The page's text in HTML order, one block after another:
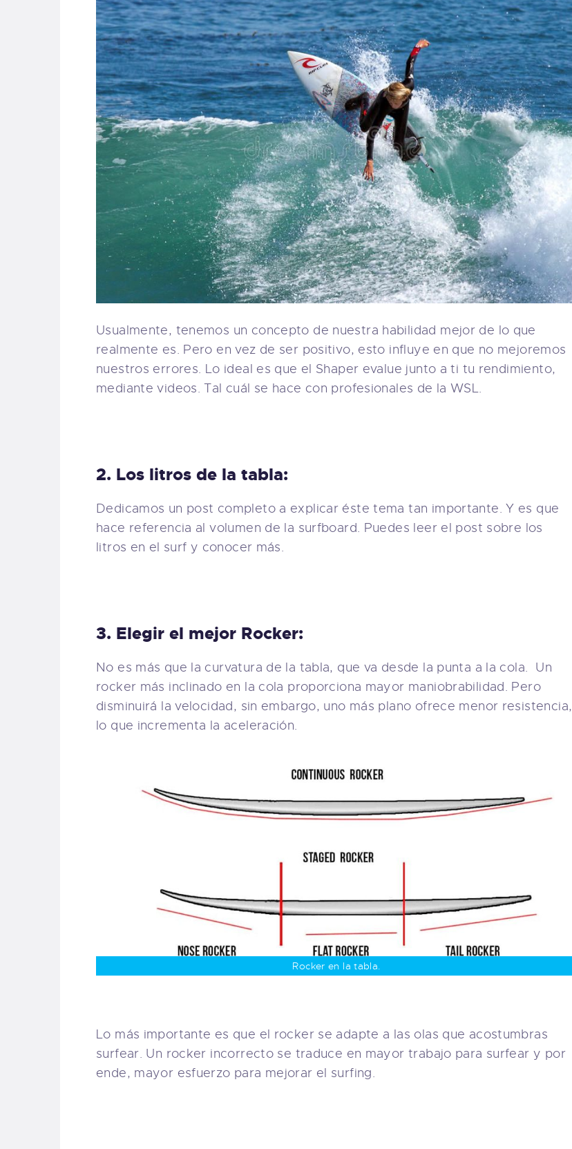
Usualmente, tenemos un concepto de nuestra habilidad mejor de lo que
realmente es. Pero en vez de ser positivo, esto influye en que no mejoremos
nuestros errores. Lo ideal es que el Shaper evalue junto a ti tu rendimiento,
mediante videos. Tal cuál se hace con profesionales de la WSL.
2. Los litros de la tabla:
Dedicamos un post completo a explicar éste tema tan importante. Y es que
hace referencia al volumen de la surfboard. Puedes leer el post sobre los
litros en el surf y conocer más.
3. Elegir el mejor Rocker:
No es más que la curvatura de la tabla, que va desde la punta a la cola. Un
rocker más inclinado en la cola proporciona mayor maniobrabilidad. Pero
disminuirá la velocidad, sin embargo, uno más plano ofrece menor resistencia,
lo que incrementa la aceleración.
Rocker en la tabla.
Lo más importante es que el rocker se adapte a las olas que acostumbras
surfear. Un rocker incorrecto se traduce en mayor trabajo para surfear y por
ende, mayor esfuerzo para mejorar el surfing.